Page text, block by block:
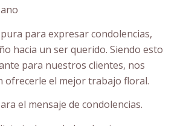
para expresar condolencias,
hacia un ser querido. Siendo esto
para nuestros clientes, nos
ofrecerle el mejor trabajo floral.
el mensaje de condolencias.